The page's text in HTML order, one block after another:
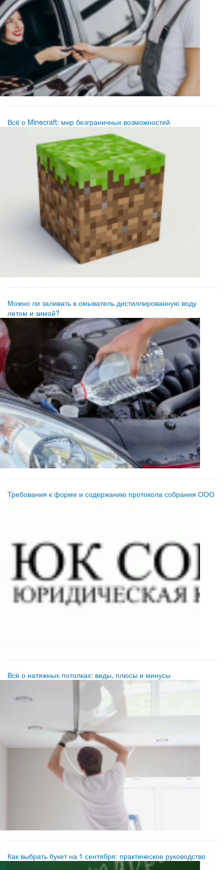
Всё о Minecraft: мир безграничных возможностей
Можно ли заливать в омыватель дистиллированную воду
летом и зимой?
Требования к форме и содержанию протокола собрания ООО
Всё о натяжных потолках: виды, плюсы и минусы
Как выбрать букет на 1 сентября: практическое руководство